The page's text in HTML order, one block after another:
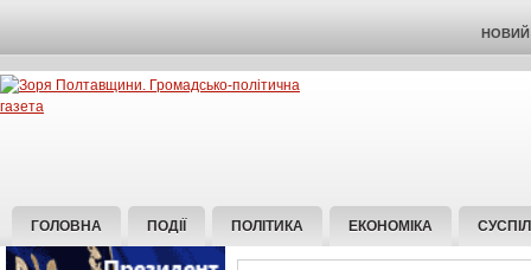
НОВИЙ
ГОЛОВНА ПОДІЇ ПОЛІТИКА ЕКОНОМІКА